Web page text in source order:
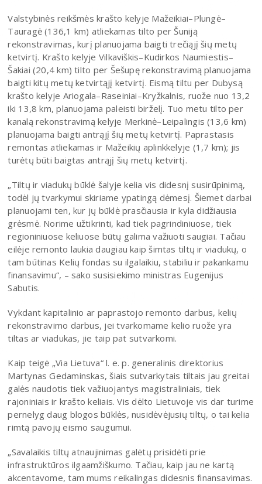
Valstybinės reikšmės krašto kelyje Mažeikiai–Plungė–
Tauragė (136,1 km) atliekamas tilto per Šuniją
rekonstravimas, kurį planuojama baigti trečiąjį šių metų
ketvirtį. Krašto kelyje Vilkaviškis–Kudirkos Naumiestis–
Šakiai (20,4 km) tilto per Šešupę rekonstravimą planuojama
baigti kitų metų ketvirtąjį ketvirtį. Eismą tiltu per Dubysą
krašto kelyje Ariogala–Raseiniai–Kryžkalnis, ruože nuo 13,2
iki 13,8 km, planuojama paleisti birželį. Tuo metu tilto per
kanalą rekonstravimą kelyje Merkinė–Leipalingis (13,6 km)
planuojama baigti antrąjį šių metų ketvirtį. Paprastasis
remontas atliekamas ir Mažeikių aplinkkelyje (1,7 km); jis
turėtų būti baigtas antrąjį šių metų ketvirtį.
„Tiltų ir viadukų būklė šalyje kelia vis didesnį susirūpinimą,
todėl jų tvarkymui skiriame ypatingą dėmesį. Šiemet darbai
planuojami ten, kur jų būklė prasčiausia ir kyla didžiausia
grėsmė. Norime užtikrinti, kad tiek pagrindiniuose, tiek
regioniniuose keliuose būtų galima važiuoti saugiai. Tačiau
eilėje remonto laukia daugiau kaip šimtas tiltų ir viadukų, o
tam būtinas Kelių fondas su ilgalaikiu, stabiliu ir pakankamu
finansavimu“, – sako susisiekimo ministras Eugenijus
Sabutis.
Vykdant kapitalinio ar paprastojo remonto darbus, kelių
rekonstravimo darbus, jei tvarkomame kelio ruože yra
tiltas ar viadukas, jie taip pat sutvarkomi.
Kaip teigė „Via Lietuva“ l. e. p. generalinis direktorius
Martynas Gedaminskas, šiais sutvarkytais tiltais jau greitai
galės naudotis tiek važiuojantys magistraliniais, tiek
rajoniniais ir krašto keliais. Vis dėlto Lietuvoje vis dar turime
pernelyg daug blogos būklės, nusidėvėjusių tiltų, o tai kelia
rimtą pavojų eismo saugumui.
„Savalaikis tiltų atnaujinimas galėtų prisidėti prie
infrastruktūros ilgaamžiškumo. Tačiau, kaip jau ne kartą
akcentavome, tam mums reikalingas didesnis finansavimas.